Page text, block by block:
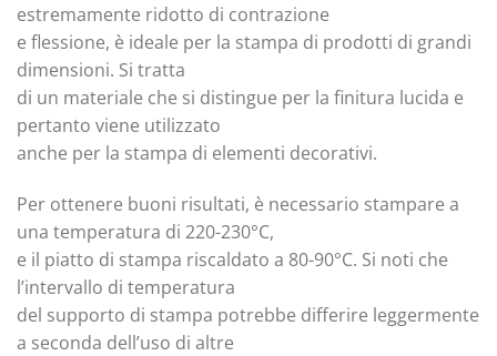
estremamente ridotto di contrazione
e flessione, è ideale per la stampa di prodotti di grandi
dimensioni. Si tratta
di un materiale che si distingue per la finitura lucida e
pertanto viene utilizzato
anche per la stampa di elementi decorativi.
Per ottenere buoni risultati, è necessario stampare a
una temperatura di 220-230°C,
e il piatto di stampa riscaldato a 80-90°C. Si noti che
l’intervallo di temperatura
del supporto di stampa potrebbe differire leggermente
a seconda dell’uso di altre